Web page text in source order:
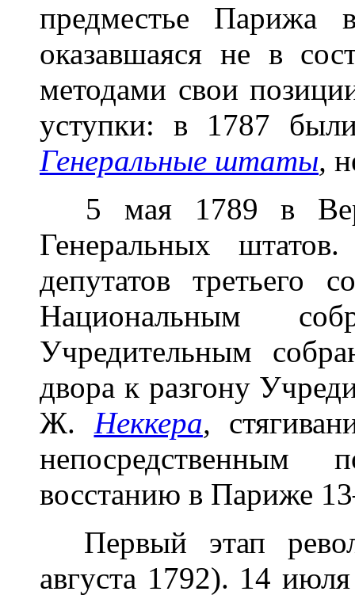
предместье
оказавшаяся не в
методами свои
уступки: в 1787
Генеральные штаты,
5 мая 1789 в
Генеральных
депутатов третьего
Национальным
Учредительным
двора к разгону
Ж. Неккера,
непосредственным
восстанию в Париже
Первый этап
августа 1792). 14